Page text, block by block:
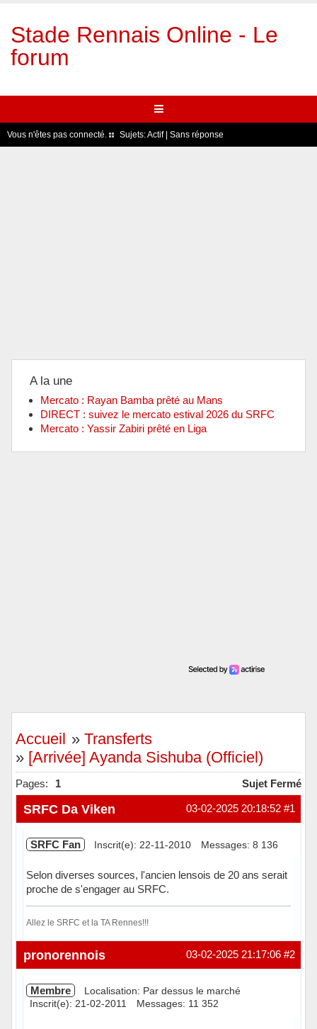
Stade Rennais Online - Le
forum
Vous n'êtes pas connecté. Sujets:Actif| Sans réponse
A la une
Mercato : Rayan Bamba prêté au Mans
DIRECT : suivez le mercato estival 2026 du SRFC
Mercato : Yassir Zabiri prêté en Liga
Accueil »Transferts
» [Arrivée] Ayanda Sishuba (Officiel)
Pages: 1 Sujet Fermé
#1
03-02-2025 20:18:52
SRFC Da Viken
SRFC Fan Inscrit(e): 22-11-2010 Messages: 8 136
Selon diverses sources, l'ancien lensois de 20 ans serait
proche de s'engager au SRFC.
Allez le SRFC et la TA Rennes!!!
Hors ligne #2
03-02-2025 21:17:06
pronorennois
Membre
Localisation: Par dessus le marché
Inscrit(e): 21-02-2011
Messages: 11 352